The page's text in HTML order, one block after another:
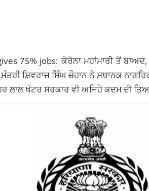
75% jobs: ਕੋਰੋਨਾ ਮਹਾਂਮਾਰੀ ਤੋਂ
ਸ਼ਿਵਰਾਜਸਿੰਘਚੌਹਾਨਨੇ ਸਥਾਨਕ
ਲਾਲ ਖੱਟਰ ਸਰਕਾਰ ਵੀ ਅਜਿਹੇ ਕਦਮ ਦੀ